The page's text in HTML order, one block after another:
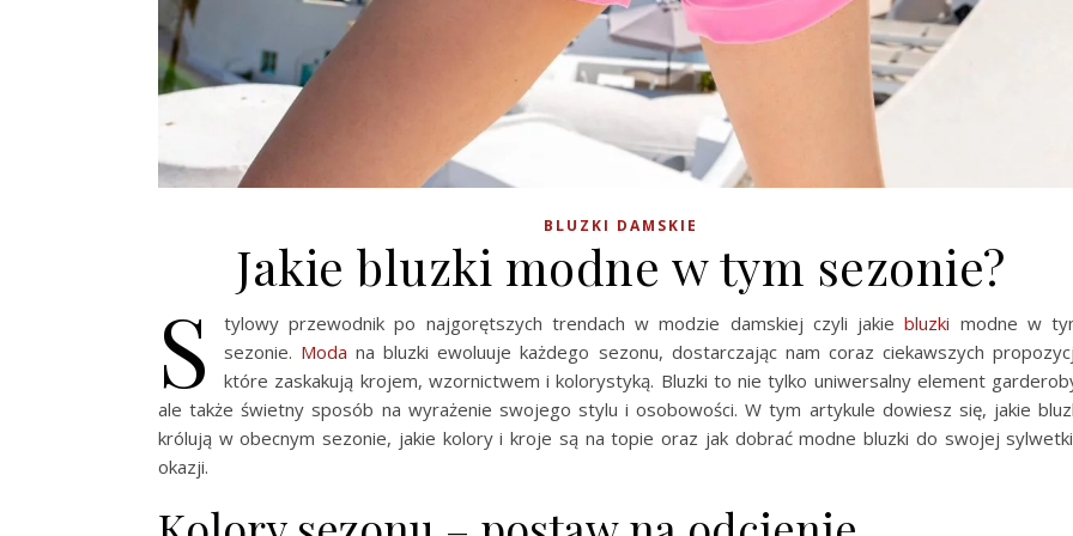
BLUZKI DAMSKIE
Jakie bluzki modne w tym sezonie?
S tylowy przewodnik po najgorętszych trendach w modzie damskiej czyli jakiebluzki modne w
sezonie. Moda na bluzki ewoluuje każdego sezonu, dostarczając nam coraz ciekawszych
które zaskakują krojem, wzornictwem i kolorystyką. Bluzki to nie tylko uniwersalny element
ale także świetny sposób na wyrażenie swojego stylu i osobowości. W tym artykule dowiesz się, jakie
królują w obecnym sezonie, jakie kolory i kroje są na topie oraz jak dobrać modne bluzki do swojej
okazji.